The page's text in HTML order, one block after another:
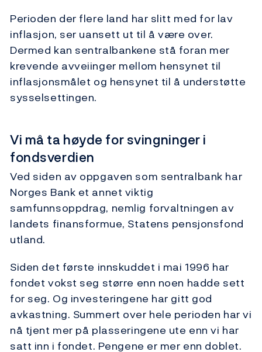
Perioden der flere land har slitt med for lav
inflasjon, ser uansett ut til å være over.
Dermed kan sentralbankene stå foran mer
krevende avveiinger mellom hensynet til
inflasjonsmålet og hensynet til å understøtte
sysselsettingen.
Vi må ta høyde for svingninger i
fondsverdien
Ved siden av oppgaven som sentralbank har
Norges Bank et annet viktig
samfunnsoppdrag, nemlig forvaltningen av
landets finansformue, Statens pensjonsfond
utland.
Siden det første innskuddet i mai 1996 har
fondet vokst seg større enn noen hadde sett
for seg. Og investeringene har gitt god
avkastning. Summert over hele perioden har vi
nå tjent mer på plasseringene ute enn vi har
satt inn i fondet. Pengene er mer enn doblet.